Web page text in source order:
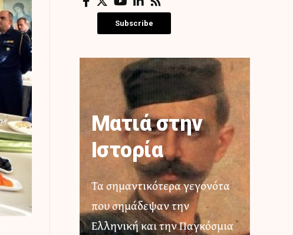
Subscribe
Ματιά στην
Ιστορία
Τα σημαντικότερα γεγονότα
που σημάδεψαν την
Ελληνική και την Παγκόσμια